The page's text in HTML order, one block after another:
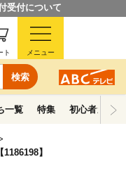
受付について
検索
ト メニュー
一覧 特集 初心者ガイド
】